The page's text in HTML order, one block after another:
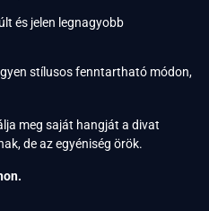
és jelen legnagyobb
stílusos fenntartható módon,
meg saját hangját a divat
de az egyéniség örök.